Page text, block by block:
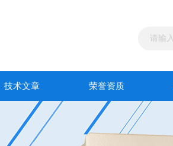
技术文章 荣誉资质